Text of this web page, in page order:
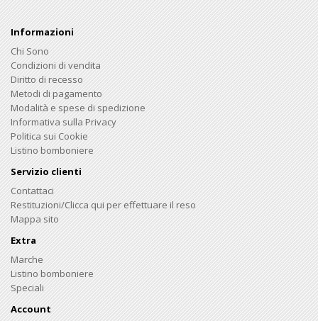
Informazioni
Chi Sono
Condizioni di vendita
Diritto di recesso
Metodi di pagamento
Modalità e spese di spedizione
Informativa sulla Privacy
Politica sui Cookie
Listino bomboniere
Servizio clienti
Contattaci
Restituzioni/Clicca qui per effettuare il reso
Mappa sito
Extra
Marche
Listino bomboniere
Speciali
Account